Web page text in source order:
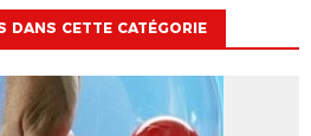
DANS CETTE CATÉGORIE